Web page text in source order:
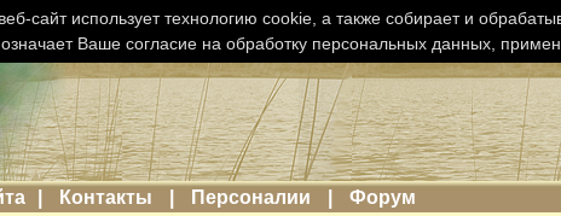
Контакты Персоналии
Форум
сайт использует технологию cookie, а также собирает и
Ваше согласие на обработку персональных данных,